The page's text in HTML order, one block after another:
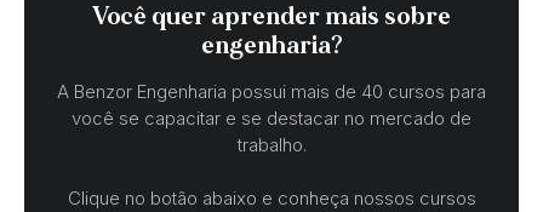
Você quer aprender mais sobre
engenharia?
A Benzor Engenharia possui mais de 40 cursos para
você se capacitar e se destacar no mercado de
trabalho.
Clique no botão abaixo e conheça nossos cursos